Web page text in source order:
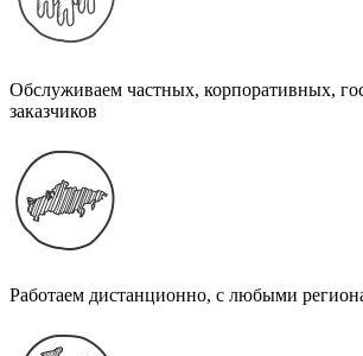
Обслуживаем частных, корпоративных,
заказчиков
Работаем дистанционно, с любыми